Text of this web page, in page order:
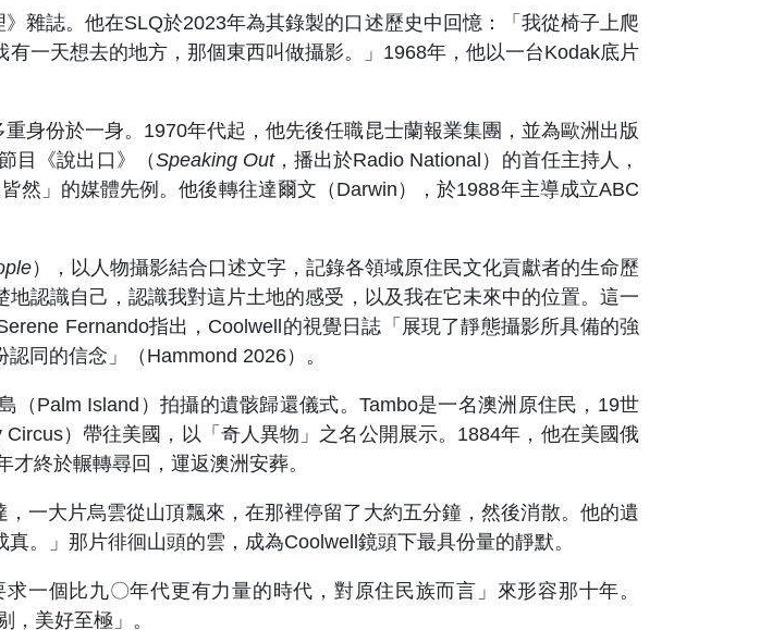
誌。他在SLQ於2023年為其錄製的口述歷史中回憶：「我從椅子上爬
一天想去的地方，那個東西叫做攝影。」1968年，他以一台Kodak底片
份於一身。1970年代起，他先後任職昆士蘭報業集團，並為歐洲出版
目《說出口》（Speaking Out，播出於Radio National）的首任主持人，
然」的媒體先例。他後轉往達爾文（Darwin），於1988年主導成立ABC
），以人物攝影結合口述文字，記錄各領域原住民文化貢獻者的生命歷
認識自己，認識我對這片土地的感受，以及我在它未來中的位置。這一
Fernando指出，Coolwell的視覺日誌「展現了靜態攝影所具備的強
同的信念」（Hammond 2026）。
Palm Island）拍攝的遺骸歸還儀式。Tambo是一名澳洲原住民，19世
）帶往美國，以「奇人異物」之名公開展示。1884年，他在美國俄
終於輾轉尋回，運返澳洲安葬。
大片烏雲從山頂飄來，在那裡停留了大約五分鐘，然後消散。他的遺
。」那片徘徊山頭的雲，成為Coolwell鏡頭下最具份量的靜默。
個比九〇年代更有力量的時代，對原住民族而言」來形容那十年。
，美好至極」。